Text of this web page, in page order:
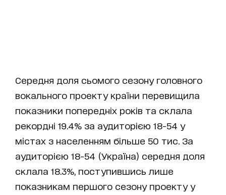
Середня доля сьомого сезону головного
вокального проекту країни перевищила
показники попередніх років та склала
рекордні 19.4% за аудиторією 18-54 у
містах з населенням більше 50 тис. За
аудиторією 18-54 (Україна) середня доля
склала 18.3%, поступившись лише
показникам першого сезону проекту у